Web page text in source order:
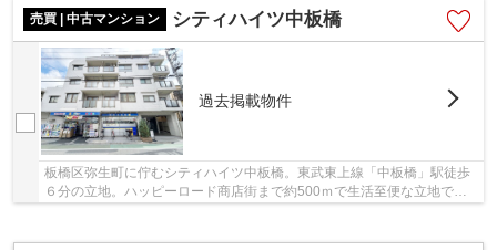
売買 | 中古マンション
シティハイツ中板橋
過去掲載物件
板橋区弥生町に佇むシティハイツ中板橋。東武東上線「中板橋」駅徒歩
６分の立地。ハッピーロード商店街まで約500ｍで生活至便な立地で